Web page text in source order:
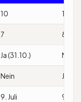
10 11
7 8
Ja (31.10.) Nein
Nein Ja
9. Juli 9. Juli